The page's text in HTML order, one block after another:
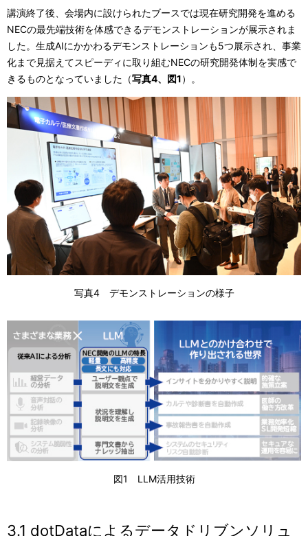
講演終了後、会場内に設けられたブースでは現在研究開発を進める
NECの最先端技術を体感できるデモンストレーションが展示されま
した。生成AIにかかわるデモンストレーションも5つ展示され、事業
化まで見据えてスピーディに取り組むNECの研究開発体制を実感で
きるものとなっていました（写真4、図1）。
写真4 デモンストレーションの様子
図1 LLM活用技術
3.1 dotDataによるデータドリブンソリュ